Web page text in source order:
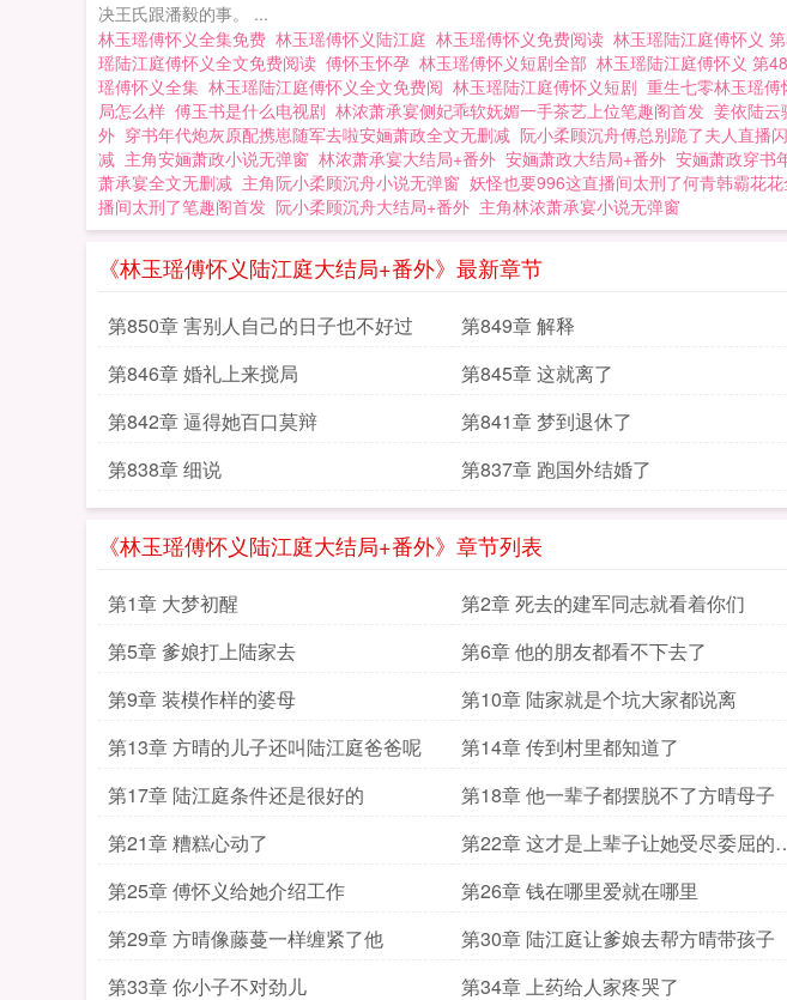
决王氏跟潘毅的事。 ...
林玉瑶傅怀义全集免费 林玉瑶傅怀义陆江庭 林玉瑶傅怀义免费阅读 林玉瑶陆江庭傅怀义
瑶陆江庭傅怀义全文免费阅读 傅怀玉怀孕 林玉瑶傅怀义短剧全部 林玉瑶陆江庭傅怀义 第
瑶傅怀义全集 林玉瑶陆江庭傅怀义全文免费阅 林玉瑶陆江庭傅怀义短剧 重生七零林玉瑶傅
局怎么样 傅玉书是什么电视剧 林浓萧承宴侧妃乖软妩媚一手茶艺上位笔趣阁首发 姜依陆云
外 穿书年代炮灰原配携崽随军去啦安婳萧政全文无删减 阮小柔顾沉舟傅总别跪了夫人直播
减 主角安婳萧政小说无弹窗 林浓萧承宴大结局+番外 安婳萧政大结局+番外 安婳萧政穿书
萧承宴全文无删减 主角阮小柔顾沉舟小说无弹窗 妖怪也要996这直播间太刑了何青韩霸花
播间太刑了笔趣阁首发 阮小柔顾沉舟大结局+番外 主角林浓萧承宴小说无弹窗
《林玉瑶傅怀义陆江庭大结局+番外》最新章节
第850章 害别人自己的日子也不好过 第849章 解释
第846章 婚礼上来搅局
第845章 这就离了
第842章 逼得她百口莫辩
第841章 梦到退休了
第838章 细说
第837章 跑国外结婚了
《林玉瑶傅怀义陆江庭大结局+番外》章节列表
第1章 大梦初醒 第2章 死去的建军同志就看着你们
第5章 爹娘打上陆家去
第6章 他的朋友都看不下去了
第9章 装模作样的婆母
第10章 陆家就是个坑大家都说离
第13章 方晴的儿子还叫陆江庭爸爸呢
第14章 传到村里都知道了
第17章 陆江庭条件还是很好的
第18章 他一辈子都摆脱不了方晴母子
第21章 糟糕心动了
第22章 这才是上辈子让她受尽委屈的
相
第25章 傅怀义给她介绍工作
第26章 钱在哪里爱就在哪里
第29章 方晴像藤蔓一样缠紧了他
第30章 陆江庭让爹娘去帮方晴带孩子
第33章 你小子不对劲儿
第34章 上药给人家疼哭了